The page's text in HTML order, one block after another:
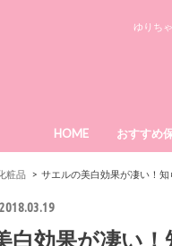
ゆりち
HOME おすすめ
粧品 サエルの美白効果が凄い！
2018.03.19
白効果が凄い